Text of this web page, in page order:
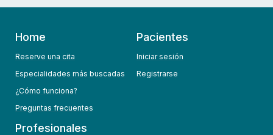
Home
Reserve una cita
Especialidades más buscadas
¿Cómo funciona?
Preguntas frecuentes
Pacientes
Iniciar sesión
Registrarse
Profesionales